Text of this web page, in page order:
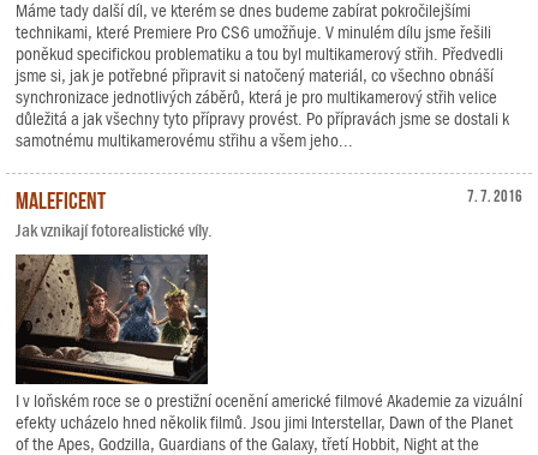
Máme tady další díl, ve kterém se dnes budeme zabírat pokročilejšími
technikami, které Premiere Pro CS6 umožňuje. V minulém dílu jsme řešili
poněkud specifickou problematiku a tou byl multikamerový střih. Předvedli
jsme si, jak je potřebné připravit si natočený materiál, co všechno obnáší
synchronizace jednotlivých záběrů, která je pro multikamerový střih velice
důležitá a jak všechny tyto přípravy provést. Po přípravách jsme se dostali k
samotnému multikamerovému střihu a všem jeho...
7. 7. 2016
Maleficent
Jak vznikají fotorealistické víly.
I v loňském roce se o prestižní ocenění americké filmové Akademie za vizuální
efekty ucházelo hned několik filmů. Jsou jimi Interstellar, Dawn of the Planet
of the Apes, Godzilla, Guardians of the Galaxy, třetí Hobbit, Night at the